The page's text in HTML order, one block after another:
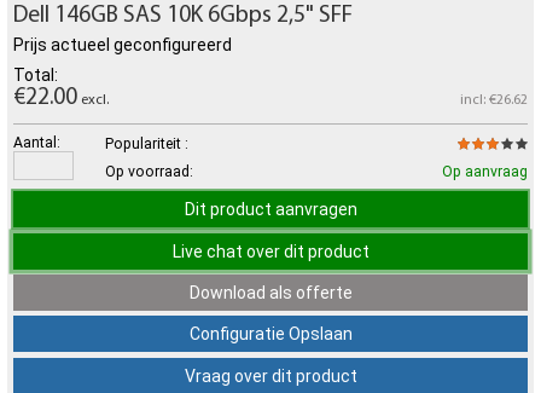
Dell 146GB SAS 10K 6Gbps 2,5" SFF
Prijs actueel geconfigureerd
Total:
€22.00 excl. incl: €26.62
Aantal:
Populariteit :
Op voorraad:
Op aanvraag
Dit product aanvragen
Live chat over dit product
Download als offerte
Configuratie Opslaan
Vraag over dit product